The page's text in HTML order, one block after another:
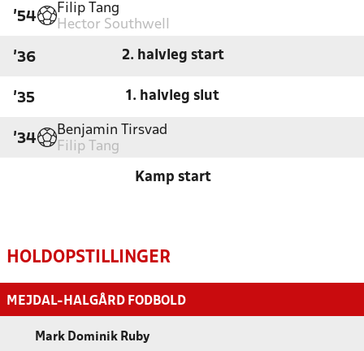
'54
Filip Tang
Hector Southwell
'36 2. halvleg start
'35 1. halvleg slut
'34
Benjamin Tirsvad
Filip Tang
Kamp start
HOLDOPSTILLINGER
MEJDAL-HALGÅRD FODBOLD
Mark Dominik Ruby